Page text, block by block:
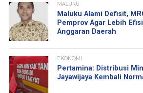
MALUKU
Maluku Alami Defisit,
Pemprov Agar Lebih
Anggaran Daerah
EKONOMI
Pertamina: Distribusi
Jayawijaya Kembali